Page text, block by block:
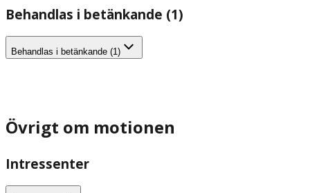
Behandlas i betänkande (1)
Behandlas i betänkande (1)
Övrigt om motionen
Intressenter